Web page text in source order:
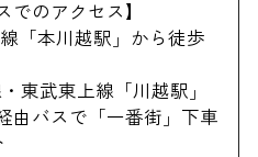
でのアクセス】
「本川越駅」から徒歩
東武東上線「川越駅」
由バスで「一番街」下車